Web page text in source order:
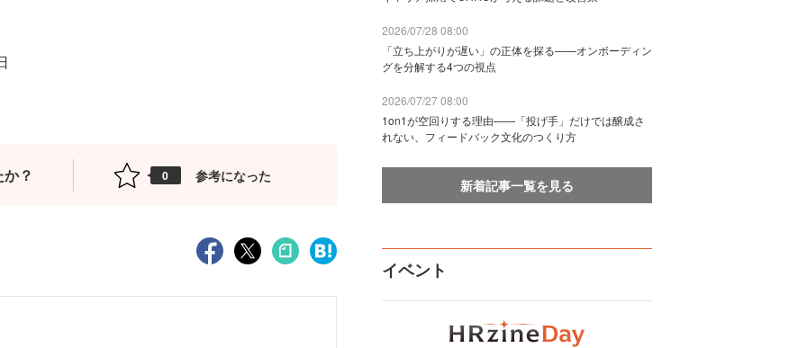
？ 0 参考になった
2026/07/28 08:00
「立ち上がりが遅い」の正体を探る——オンボーディン
グを分解する4つの視点
2026/07/27 08:00
1on1が空回りする理由——「投げ手」だけでは醸成さ
れない、フィードバック文化のつくり方
新着記事一覧を見る
イベント